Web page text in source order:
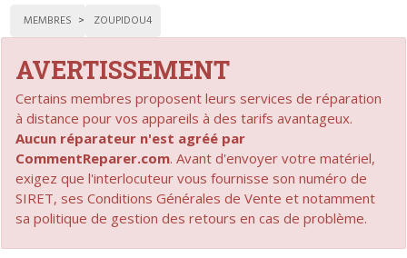
MEMBRES ZOUPIDOU4
AVERTISSEMENT
Certains membres proposent leurs services de réparation
à distance pour vos appareils à des tarifs avantageux.
Aucun réparateur n'est agréé par
CommentReparer.com. Avant d'envoyer votre matériel,
exigez que l'interlocuteur vous fournisse son numéro de
SIRET, ses Conditions Générales de Vente et notamment
sa politique de gestion des retours en cas de problème.